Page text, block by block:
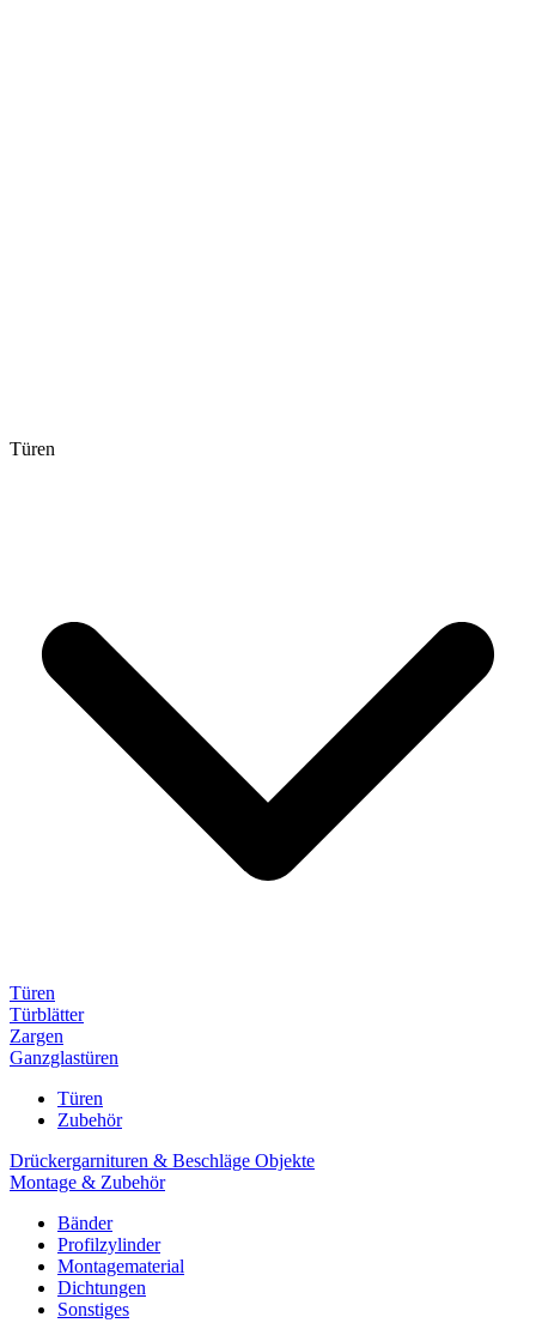
Türen
Türen
Türblätter
Zargen
Ganzglastüren
Türen
Zubehör
Drückergarnituren & Beschläge Objekte
Montage & Zubehör
Bänder
Profilzylinder
Montagematerial
Dichtungen
Sonstiges